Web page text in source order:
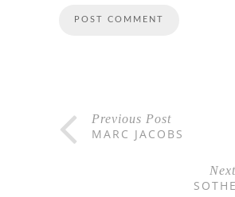
Previous Post
MARC JACOBS